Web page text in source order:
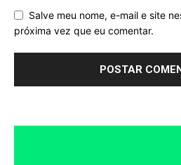
Salve meu nome, e-mail e site
próxima vez que eu comentar.